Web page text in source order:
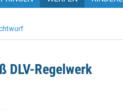
DLV-Regelwerk